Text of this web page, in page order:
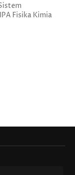
Fisika Kimia